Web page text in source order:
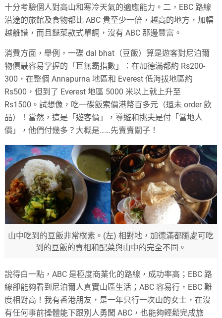
十分考驗個人對高山和寒冷天氣的適應能力。二，EBC 路線
沿途的旅館及食物都比 ABC 貴至少一倍，越高的地方，加幅
越離譜，而且餸菜款式單調，沒有 ABC 那邊豐富。
消費方面，舉例，一碟 dal bhat（豆飯）算是遊客對尼泊爾
物價最容易掌握的「巨無霸指數」：在加德滿都約 Rs200-
300，在整個 Annapurna 地區和 Everest 低海拔地區約
Rs500，但到了 Everest 地區 5000 米以上就上升至
Rs1500。試想像，吃一碟飯索價港幣百多元（還未 order 飲
品）！當然，這是「遊客價」，導遊和挑夫是付「當地人
價」，他們付幾多？大概是……先賣賣關子！
山中吃到的豆飯非常樸素。(左) 相對地，加德滿都隨處可吃
到的豆飯的賣相和配菜與山中的完全不同。
說得白一點，ABC 是極度商業化的路線，成功率高；EBC 路
線卻能夠看到尼泊爾人真實山區生活；ABC 容易行，EBC 難
度相對高！我有香港朋友，是一年只行一次山的女士，在沒
有任何事前操體能下跟別人勇闖 ABC，也能夠輕鬆完成旅